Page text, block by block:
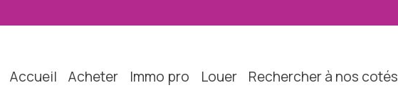
accueil acheter immo pro louer rechercher à nos cotés